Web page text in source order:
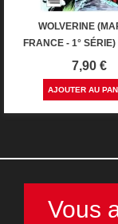
WOLVERINE
FRANCE - 1° SÉRIE)
Prix
7,90 €
AJOUTER AU
Vous